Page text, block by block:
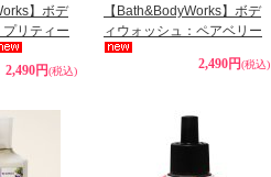
】ボデ
リティー
2,490円(税込)
【Bath&BodyWorks】ボデ
ィウォッシュ：ペアベリー
2,490円(税込)